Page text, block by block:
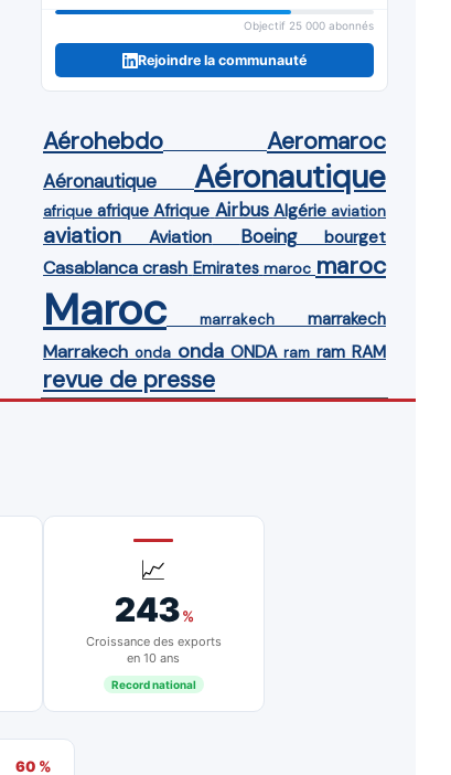
Objectif 25 000 abonnés
Rejoindre la communauté
Aérohebdo Aeromaroc
Aéronautique Aéronautique
afrique afrique Afrique Airbus Algérie aviation
aviation Aviation Boeing bourget
Casablanca crash Emirates maroc maroc
Maroc marrakech marrakech
Marrakech onda onda ONDA ram ram RAM
revue de presse
📈
243%
Croissance des exports
en 10 ans
Record national
60 %